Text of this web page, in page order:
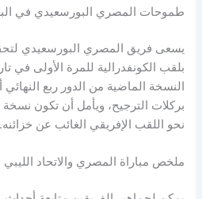
طموحات المصري البورسعيدي في
يسعى فريق المصري البورسعيدي
بلقب الكونفدرالية للمرة الأولى في
النسخة الماضية من الدور ربع النهائي
بركلات الترجيح، ويأمل أن تكون
نحو اللقب الإفريقي الغائب عن خزائنه.
ملخص مباراة المصري والاتحاد